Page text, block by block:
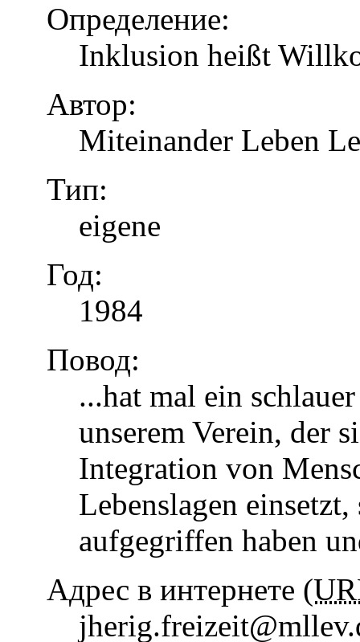
Определение:
Inklusion heißt
Автор:
Miteinander Leben
Тип:
eigene
Год:
1984
Повод:
...hat mal ein
unserem Verein, der
Integration von
Lebenslagen
aufgegriffen haben
Адрес в интернете (